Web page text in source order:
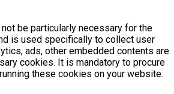
be particularly necessary for the
is used specifically to collect user
ads, other embedded contents are
cookies. It is mandatory to procure
these cookies on your website.